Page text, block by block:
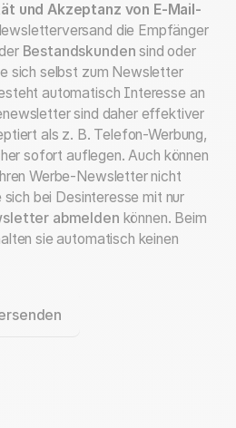
und Akzeptanz von E-Mail-
die Empfänger
Bestandskunden sind oder
sich selbst zum Newsletter
automatisch Interesse an
sind daher effektiver
als z. B. Telefon-Werbung,
sofort auflegen. Auch können
Werbe-Newsletter nicht
sich bei Desinteresse mit nur
abmelden können. Beim
sie automatisch keinen